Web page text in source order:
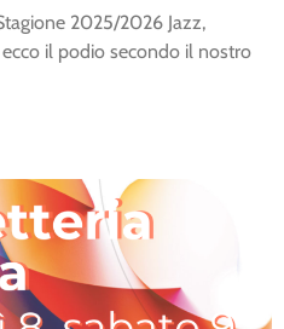
2025/2026 Jazz,
il podio secondo il nostro